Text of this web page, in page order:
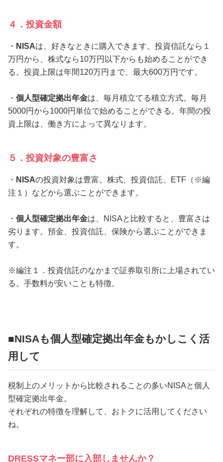
４．投資金額
・ NISAは、好きなときに購入できます。投資信託なら１
万円から、株式なら10万円以下からも始めることができ
る。投資上限は年間120万円まで、最大600万円です。
・ 個人型確定拠出年金は、毎月積立てる積立方式。毎月
5000円から1000円単位で始めることができる。年間の投
資上限は、働き方によって異なります。
５．投資対象の豊富さ
・ NISAの投資対象は豊富。株式、投資信託、ETF（※編
注１）などから選ぶことができます。
・ 個人型確定拠出年金は、NISAと比較すると、豊富さは
劣ります。預金、投資信託、保険から選ぶことができま
す。
※編注１．投資信託のなかまで証券取引所に上場されてい
る。手数料が安いことも特徴。
■NISAも個人型確定拠出年金もかしこく活
用して
税制上のメリットから比較されることの多いNISAと個人
型確定拠出年金。
それぞれの特徴を理解して、おトクに活用してください
ね。
DRESSマネー部に入部しませんか？